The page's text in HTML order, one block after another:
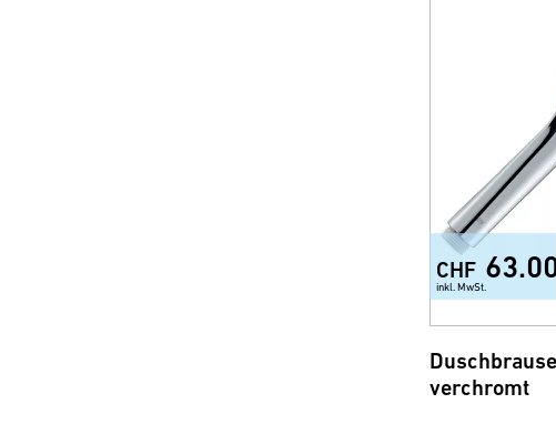
CHF
inkl. MwSt.
verchromt